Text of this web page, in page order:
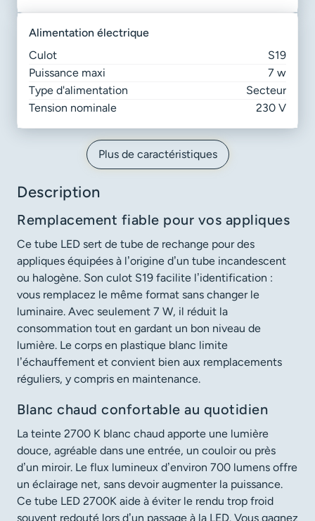
alimentation électrique
Culot
S19
Puissance maxi
7 w
Type d'alimentation
Secteur
Tension nominale
230 V
Plus de caractéristiques
Description
Remplacement fiable pour vos appliques
Ce tube LED sert de tube de rechange pour des
appliques équipées à l’origine d’un tube incandescent
ou halogène. Son culot S19 facilite l’identification :
vous remplacez le même format sans changer le
luminaire. Avec seulement 7 W, il réduit la
consommation tout en gardant un bon niveau de
lumière. Le corps en plastique blanc limite
l’échauffement et convient bien aux remplacements
réguliers, y compris en maintenance.
Blanc chaud confortable au quotidien
La teinte 2700 K blanc chaud apporte une lumière
douce, agréable dans une entrée, un couloir ou près
d’un miroir. Le flux lumineux d’environ 700 lumens offre
un éclairage net, sans devoir augmenter la puissance.
Ce tube LED 2700K aide à éviter le rendu trop froid
souvent redouté lors d’un passage à la LED. Vous gagnez